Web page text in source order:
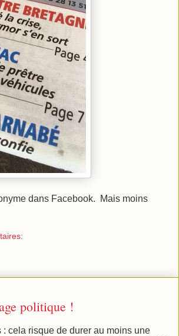
dans Facebook. Mais moins
politique !
: cela risque de durer au moins une